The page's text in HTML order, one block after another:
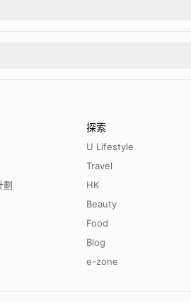
劃
探索
U Lifestyle
Travel
HK
Beauty
Food
Blog
e-zone